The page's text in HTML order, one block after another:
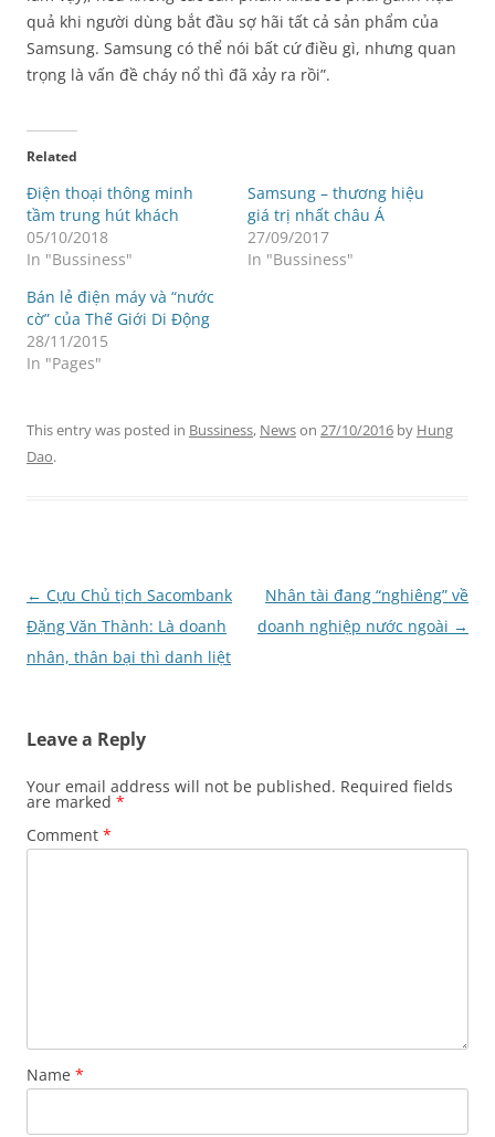
quả khi người dùng bắt đầu sợ hãi tất cả sản phẩm của
Samsung. Samsung có thể nói bất cứ điều gì, nhưng quan
trọng là vấn đề cháy nổ thì đã xảy ra rồi”.
Related
Điện thoại thông minh
tầm trung hút khách
05/10/2018
In "Bussiness"
Samsung – thương hiệu
giá trị nhất châu Á
27/09/2017
In "Bussiness"
Bán lẻ điện máy và “nước
cờ” của Thế Giới Di Động
28/11/2015
In "Pages"
This entry was posted in Bussiness, Newson 27/10/2016 by Hung
Dao.
Post
navigation
← Cựu Chủ tịch Sacombank
Đặng Văn Thành: Là doanh
nhân, thân bại thì danh liệt
Nhân tài đang “nghiêng” về
doanh nghiệp nước ngoài →
Leave a Reply
Your email address will not be published. Required fields
are marked *
Comment *
Name *